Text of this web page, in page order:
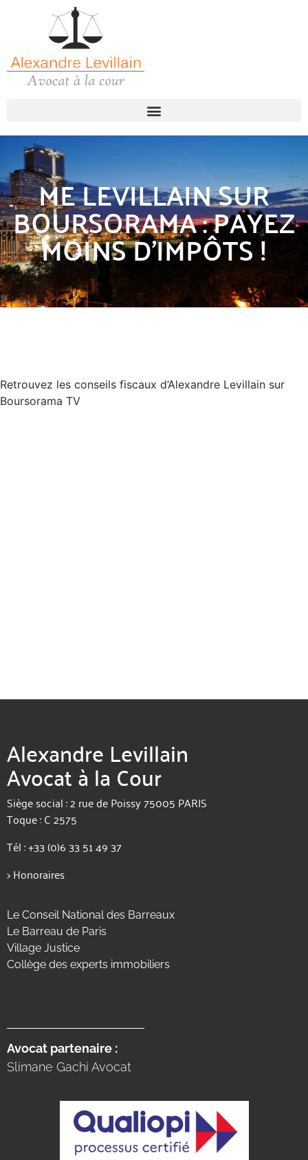
ME LEVILLAIN SUR
BOURSORAMA : PAYEZ
MOINS D’IMPÔTS !
Retrouvez les conseils fiscaux d’Alexandre Levillain sur
Boursorama TV
Alexandre Levillain
Avocat à la Cour
Siège social : 2 rue de Poissy 75005 PARIS
Toque : C 2575
Tél :+33 (0)6 33 51 49 37
>Honoraires
Le Conseil National des Barreaux
Le Barreau de Paris
Village Justice
Collège des experts immobiliers
Avocat partenaire :
Slimane Gachi Avocat